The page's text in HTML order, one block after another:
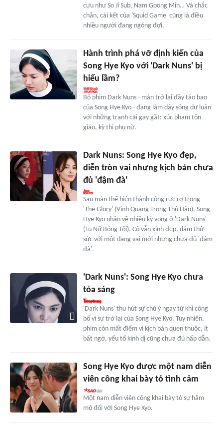
cựu như So Ji Sub, Nam Goong Min… Và chắc
chắn, cái kết của 'Squid Game' cũng là điều
nhiều người đang ngóng đợi.
Hành trình phá vỡ định kiến của
Song Hye Kyo với 'Dark Nuns' bị
hiểu lầm?
Bộ phim Dark Nuns - màn trở lại đầy táo bạo
của Song Hye Kyo - đang làm dậy sóng dư luận
với những tranh cãi gay gắt: xúc phạm tôn
giáo, kỳ thị phụ nữ.
Dark Nuns: Song Hye Kyo đẹp,
diễn tròn vai nhưng kịch bản chưa
đủ 'đậm đà'
Sau màn thể hiện thành công rực rỡ trong
'The Glory' (Vinh Quang Trong Thù Hận), Song
Hye Kyo nhận về nhiều kỳ vọng ở 'Dark Nuns'
(Tu Nữ Bóng Tối). Cô vẫn xinh đẹp, dám thử
sức với một dạng vai mới nhưng chưa đủ 'đậm
đà'.
'Dark Nuns': Song Hye Kyo chưa
tỏa sáng
'Dark Nuns' thu hút sự chú ý ngay từ khi công
bố vì sự trở lại của Song Hye Kyo. Tuy nhiên,
phim còn mất điểm vì kịch bản quen thuộc, ít
bất ngờ, yếu tố kinh dị cũng chưa đủ hấp dẫn.
Song Hye Kyo được một nam diễn
viên công khai bày tỏ tình cảm
Một nam diễn viên công khai bày tỏ sự hâm
mộ đối với Song Hye Kyo.